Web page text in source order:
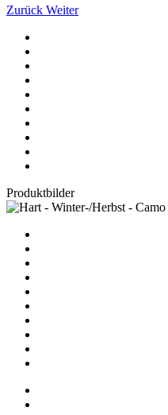
Zurück Weiter
Produktbilder